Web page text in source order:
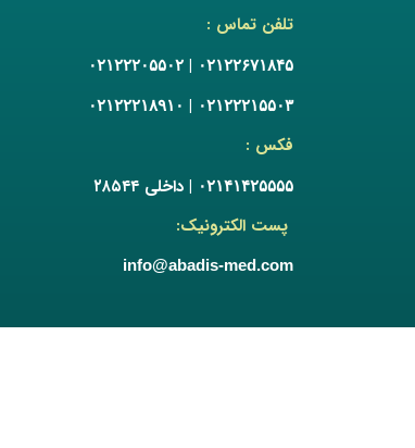
تلفن تماس :
۰۲۱۲۲۶۷۱۸۴۵ | ۰۲۱۲۲۲۰۵۵۰۲
۰۲۱۲۲۲۱۵۵۰۳ | ۰۲۱۲۲۲۱۸۹۱۰
فکس :
۰۲۱۴۱۴۲۵۵۵۵ | داخلی ۲۸۵۴۴
پست الکترونیک:
info@abadis-med.com